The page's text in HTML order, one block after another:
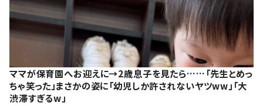
ママが保育園へお迎えに→2歳息子を見たら……「先生とめっ
ちゃ笑った」まさかの姿に「幼児しか許されないヤツww」「大
渋滞すぎるw」